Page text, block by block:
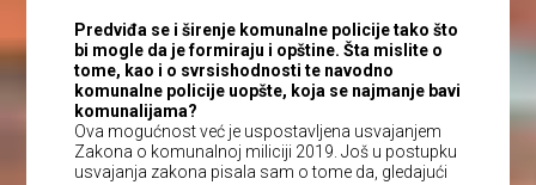
Predviđa se i širenje komunalne policije tako što
bi mogle da je formiraju i opštine. Šta mislite o
tome, kao i o svrsishodnosti te navodno
komunalne policije uopšte, koja se najmanje bavi
komunalijama?
Ova mogućnost već je uspostavljena usvajanjem
Zakona o komunalnoj miliciji 2019. Još u postupku
usvajanja zakona pisala sam o tome da, gledajući